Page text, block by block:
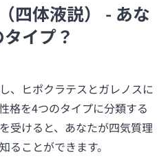
四体液説） - あな
イプ？
、ヒポクラテスとガレノスに
格を4つのタイプに分類する
受けると、あなたが四気質理
ることができます。